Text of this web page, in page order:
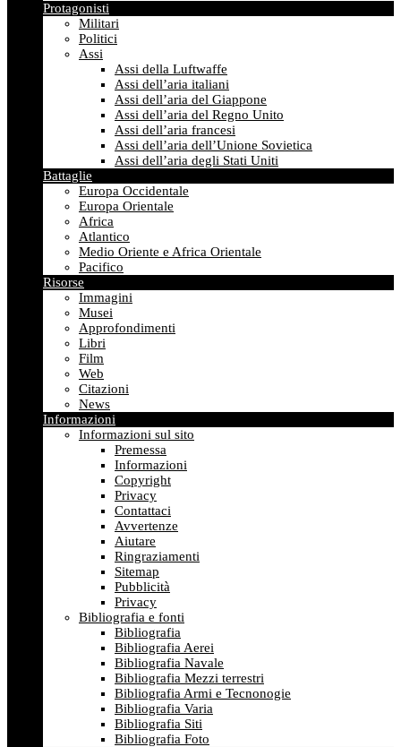
Protagonisti
Militari
Politici
Assi
Assi della Luftwaffe
Assi dell’aria italiani
Assi dell’aria del Giappone
Assi dell’aria del Regno Unito
Assi dell’aria francesi
Assi dell’aria dell’Unione Sovietica
Assi dell’aria degli Stati Uniti
Battaglie
Europa Occidentale
Europa Orientale
Africa
Atlantico
Medio Oriente e Africa Orientale
Pacifico
Risorse
Immagini
Musei
Approfondimenti
Libri
Film
Web
Citazioni
News
Informazioni
Informazioni sul sito
Premessa
Informazioni
Copyright
Privacy
Contattaci
Avvertenze
Aiutare
Ringraziamenti
Sitemap
Pubblicità
Privacy
Bibliografia e fonti
Bibliografia
Bibliografia Aerei
Bibliografia Navale
Bibliografia Mezzi terrestri
Bibliografia Armi e Tecnonogie
Bibliografia Varia
Bibliografia Siti
Bibliografia Foto